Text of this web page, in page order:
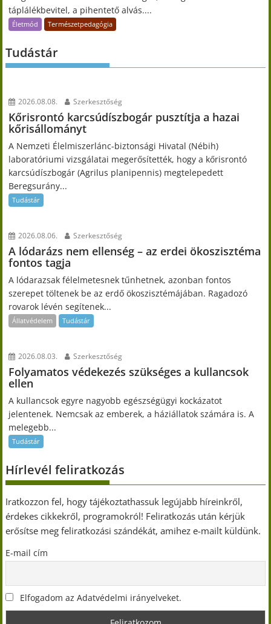
táplálékbevitel, a pihentető alvás....
Életmód Természetpedagógia
Tudástár
2026.08.08. Szerkesztőség
Kőrisrontó karcsúdíszbogár pusztítja a hazai
kőrisállományt
A Nemzeti Élelmiszerlánc-biztonsági Hivatal (Nébih)
laboratóriumi vizsgálatai megerősítették, hogy a kőrisrontó
karcsúdíszbogár (Agrilus planipennis) megtelepedett
Beregsurány...
Tudástár
2026.08.06. Szerkesztőség
A lódarázs nem ellenség – az erdei ökoszisztéma
fontos tagja
A lódarazsak félelmetesnek tűnhetnek, azonban fontos
szerepet töltenek be az erdő ökoszisztémájában. Ragadozó
rovarok lévén segítenek...
Állatvédelem Tudástár
2026.08.03. Szerkesztőség
Folyamatos védekezés szükséges a kullancsok
ellen
A kullancsok egyre nagyobb egészségügyi kockázatot
jelentenek. Nemcsak az emberek, a háziállatok számára is. A
melegebb...
Tudástár
Hírlevél feliratkozás
Iratkozzon fel, hogy tájékoztathassuk legújabb híreinkről,
érdekes cikkekről, programokról! Feliratkozás után kérjük
erősítse meg feliratkozási szándékát, amihez e-mailt küldünk.
E-mail cím
Elfogadom az Adatvédelmi irányelveket.